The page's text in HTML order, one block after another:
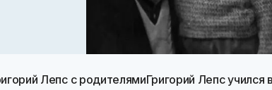
Лепс с родителямиГригорий Лепс